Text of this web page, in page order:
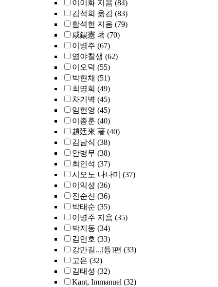
이이화 지음 (84)
김석희 옮김 (83)
함석헌 지음 (79)
咸錫憲 著 (70)
이병주 (67)
염야칠생 (62)
이오덕 (55)
박현채 (51)
최명희 (49)
차기벽 (45)
임헌영 (45)
이종훈 (40)
趙廷來 著 (40)
김남식 (38)
안병무 (38)
최인석 (37)
시오노 나나미
(37)
이익성 (36)
진순신 (36)
박태순 (35)
이병주 지음 (35)
박지동 (34)
김언호 (33)
강만길...[등]편 (33)
고은 (32)
김태성 (32)
Kant, Immanuel (32)